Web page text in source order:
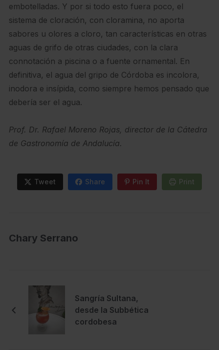
embotelladas. Y por si todo esto fuera poco, el
sistema de cloración, con cloramina, no aporta
sabores u olores a cloro, tan características en otras
aguas de grifo de otras ciudades, con la clara
connotación a piscina o a fuente ornamental. En
definitiva, el agua del gripo de Córdoba es incolora,
inodora e insípida, como siempre hemos pensado que
debería ser el agua.
Prof. Dr. Rafael Moreno Rojas, director de la Cátedra
de Gastronomía de Andalucía.
Tweet Share Pin It Print
Chary Serrano
Sangría Sultana,
desde la Subbética
cordobesa